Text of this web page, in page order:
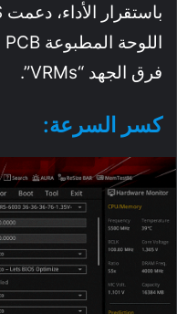
فرق الجهد “VRMs”.
كسر السرعة: